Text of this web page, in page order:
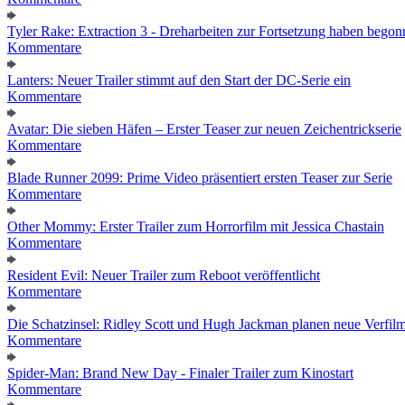
Tyler Rake: Extraction 3 - Dreharbeiten zur Fortsetzung haben
Kommentare
Lanters: Neuer Trailer stimmt auf den Start der DC-Serie ein
Kommentare
Avatar: Die sieben Häfen – Erster Teaser zur neuen Zeichentrickserie
Kommentare
Blade Runner 2099: Prime Video präsentiert ersten Teaser zur Serie
Kommentare
Other Mommy: Erster Trailer zum Horrorfilm mit Jessica Chastain
Kommentare
Resident Evil: Neuer Trailer zum Reboot veröffentlicht
Kommentare
Die Schatzinsel: Ridley Scott und Hugh Jackman planen neue
Kommentare
Spider-Man: Brand New Day - Finaler Trailer zum Kinostart
Kommentare